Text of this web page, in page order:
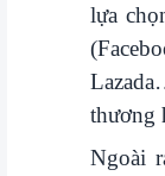
lựa
thương
Ngoài